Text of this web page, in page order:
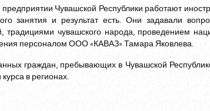
Чувашской Республики работают
занятия и результат есть. Они задавали
традициями чувашского народа, проведением
персоналом ООО «КАВАЗ» Тамара Яковлева.
граждан, пребывающих в Чувашской
в регионах.